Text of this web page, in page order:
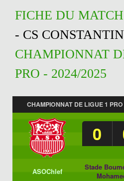
FICHE DU MATCH
- CS
CHAMPIONNAT
PRO - 2024/2025
CHAMPIONNAT DE LIGUE 1
0
ASOChlef
Stade